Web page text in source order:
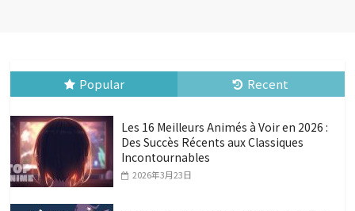
Popular Recent
Les 16 Meilleurs Animés à Voir en 2026 :
Des Succès Récents aux Classiques
Incontournables
2026年3月23日